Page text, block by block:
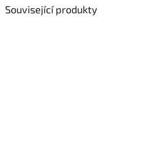
Související produkty